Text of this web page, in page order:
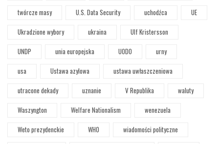
twórcze masy
U.S. Data Security uchodźca
UE
Ukradzione wybory
ukraina
Ulf Kristersson
UNDP
unia europejska UODO
urny
usa
Ustawa azylowa
ustawa uwłaszczeniowa
utracone dekady
uznanie V Republika
waluty
Waszyngton
Welfare Nationalism
wenezuela
Weto prezydenckie
WHO
wiadomości polityczne